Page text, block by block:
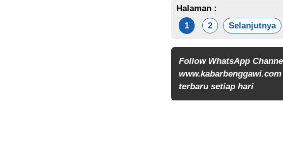
Halaman :
1
2 Selanjutnya
Follow WhatsApp
terbaru setiap hari